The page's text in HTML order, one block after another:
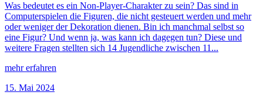
Was bedeutet es ein Non-Player-Charakter zu sein? Das sind in
Computerspielen die Figuren, die nicht gesteuert werden und mehr
oder weniger der Dekoration dienen. Bin ich manchmal selbst so
eine Figur? Und wenn ja, was kann ich dagegen tun? Diese und
weitere Fragen stellten sich 14 Jugendliche zwischen 11...
mehr erfahren
15. Mai 2024